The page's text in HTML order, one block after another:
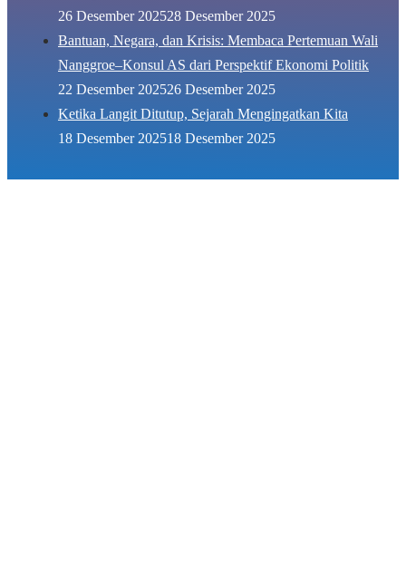
26 Desember 202528 Desember 2025
Bantuan, Negara, dan Krisis: Membaca Pertemuan Wali
Nanggroe–Konsul AS dari Perspektif Ekonomi Politik
22 Desember 202526 Desember 2025
Ketika Langit Ditutup, Sejarah Mengingatkan Kita
18 Desember 202518 Desember 2025